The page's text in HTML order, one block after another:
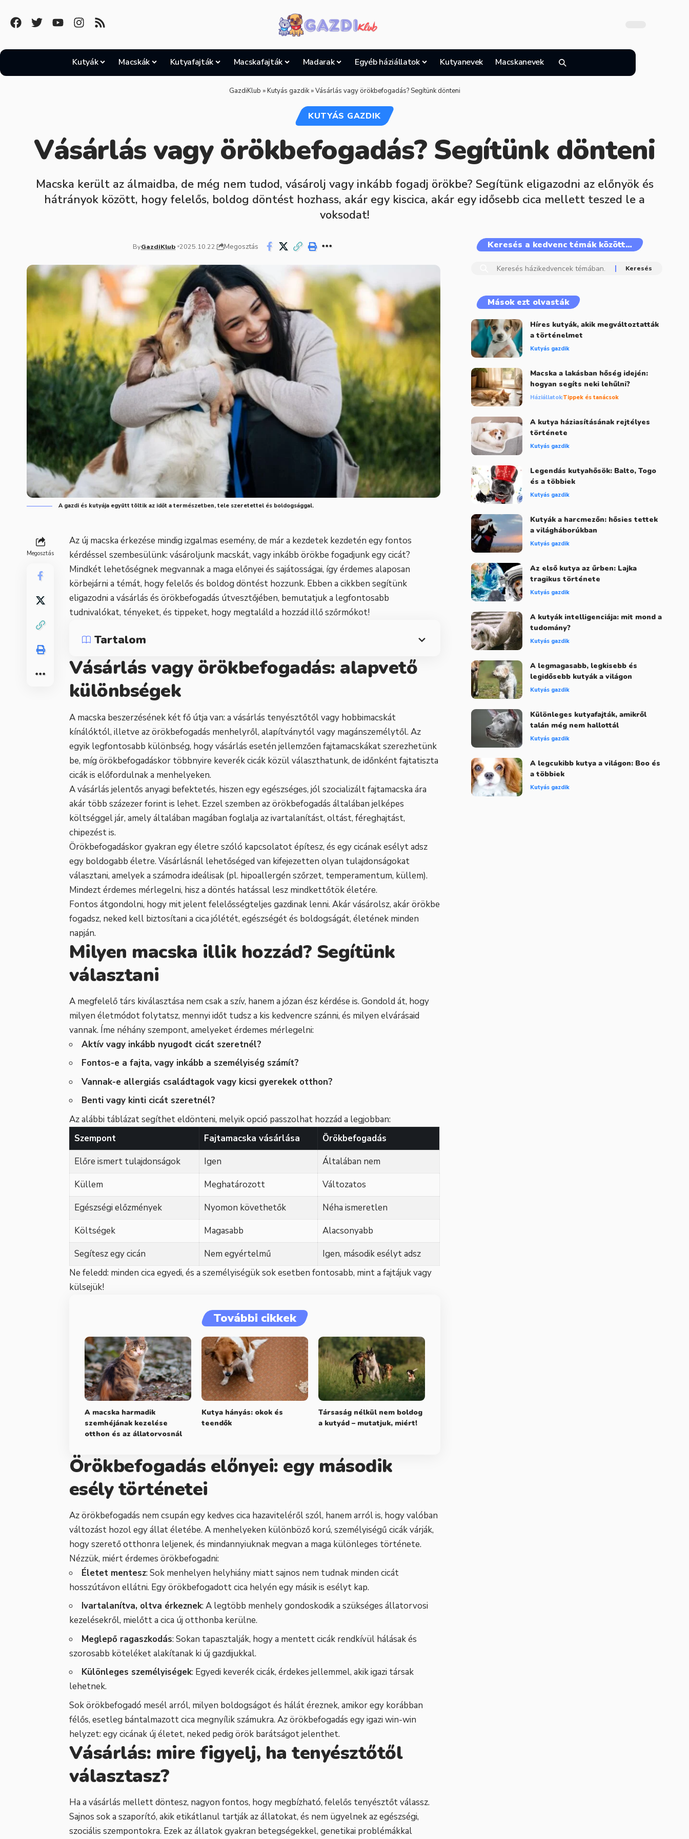
Kutyák Macskák Kutyafajták Macskafajták Madarak Egyéb háziállatok Kutyanevek Macskanevek
GazdiKlub »Kutyás gazdik»Vásárlás vagy örökbefogadás? Segítünk dönteni
KUTYÁS GAZDIK
Vásárlás vagy örökbefogadás? Segítünk dönteni
Macska került az álmaidba, de még nem tudod, vásárolj vagy inkább fogadj örökbe? Segítünk eligazodni az előnyök és
hátrányok között, hogy felelős, boldog döntést hozhass, akár egy kiscica, akár egy idősebb cica mellett teszed le a
voksodat!
ByGazdiKlub 2025.10.22. Megosztás
A gazdi és kutyája együtt töltik az időt a természetben, tele szeretettel és boldogsággal.
Megosztás
Az új macska érkezése mindig izgalmas esemény, de már a kezdetek kezdetén egy fontos
kérdéssel szembesülünk: vásároljunk macskát, vagy inkább örökbe fogadjunk egy cicát?
Mindkét lehetőségnek megvannak a maga előnyei és sajátosságai, így érdemes alaposan
körbejárni a témát, hogy felelős és boldog döntést hozzunk. Ebben a cikkben segítünk
eligazodni a vásárlás és örökbefogadás útvesztőjében, bemutatjuk a legfontosabb
tudnivalókat, tényeket, és tippeket, hogy megtaláld a hozzád illő szőrmókot!
Tartalom
Vásárlás vagy örökbefogadás: alapvető
különbségek
A macska beszerzésének két fő útja van: a vásárlás tenyésztőtől vagy hobbimacskát
kínálóktól, illetve az örökbefogadás menhelyről, alapítványtól vagy magánszemélytől. Az
egyik legfontosabb különbség, hogy vásárlás esetén jellemzően fajtamacskákat szerezhetünk
be, míg örökbefogadáskor többnyire keverék cicák közül választhatunk, de időnként fajtatiszta
cicák is előfordulnak a menhelyeken.
A vásárlás jelentős anyagi befektetés, hiszen egy egészséges, jól szocializált fajtamacska ára
akár több százezer forint is lehet. Ezzel szemben az örökbefogadás általában jelképes
költséggel jár, amely általában magában foglalja az ivartalanítást, oltást, féreghajtást,
chipezést is.
Örökbefogadáskor gyakran egy életre szóló kapcsolatot építesz, és egy cicának esélyt adsz
egy boldogabb életre. Vásárlásnál lehetőséged van kifejezetten olyan tulajdonságokat
választani, amelyek a számodra ideálisak (pl. hipoallergén szőrzet, temperamentum, küllem).
Mindezt érdemes mérlegelni, hisz a döntés hatással lesz mindkettőtök életére.
Fontos átgondolni, hogy mit jelent felelősségteljes gazdinak lenni. Akár vásárolsz, akár örökbe
fogadsz, neked kell biztosítani a cica jólétét, egészségét és boldogságát, életének minden
napján.
Milyen macska illik hozzád? Segítünk
választani
A megfelelő társ kiválasztása nem csak a szív, hanem a józan ész kérdése is. Gondold át, hogy
milyen életmódot folytatsz, mennyi időt tudsz a kis kedvencre szánni, és milyen elvárásaid
vannak. Íme néhány szempont, amelyeket érdemes mérlegelni:
Aktív vagy inkább nyugodt cicát szeretnél?
Fontos-e a fajta, vagy inkább a személyiség számít?
Vannak-e allergiás családtagok vagy kicsi gyerekek otthon?
Benti vagy kinti cicát szeretnél?
Az alábbi táblázat segíthet eldönteni, melyik opció passzolhat hozzád a legjobban:
Szempont
Fajtamacska vásárlása
Örökbefogadás
Előre ismert tulajdonságok
Igen
Általában nem
Küllem
Meghatározott
Változatos
Egészségi előzmények
Nyomon követhetők
Néha ismeretlen
Költségek
Magasabb
Alacsonyabb
Segítesz egy cicán
Nem egyértelmű
Igen, második esélyt adsz
Ne feledd: minden cica egyedi, és a személyiségük sok esetben fontosabb, mint a fajtájuk vagy
külsejük!
További cikkek
A macska harmadik
szemhéjának kezelése
otthon és az állatorvosnál
Kutya hányás: okok és
teendők
Társaság nélkül nem boldog
a kutyád – mutatjuk, miért!
Örökbefogadás előnyei: egy második
esély történetei
Az örökbefogadás nem csupán egy kedves cica hazaviteléről szól, hanem arról is, hogy valóban
változást hozol egy állat életébe. A menhelyeken különböző korú, személyiségű cicák várják,
hogy szerető otthonra leljenek, és mindannyiuknak megvan a maga különleges története.
Nézzük, miért érdemes örökbefogadni:
Életet mentesz: Sok menhelyen helyhiány miatt sajnos nem tudnak minden cicát
hosszútávon ellátni. Egy örökbefogadott cica helyén egy másik is esélyt kap.
Ivartalanítva, oltva érkeznek: A legtöbb menhely gondoskodik a szükséges állatorvosi
kezelésekről, mielőtt a cica új otthonba kerülne.
Meglepő ragaszkodás: Sokan tapasztalják, hogy a mentett cicák rendkívül hálásak és
szorosabb köteléket alakítanak ki új gazdijukkal.
Különleges személyiségek: Egyedi keverék cicák, érdekes jellemmel, akik igazi társak
lehetnek.
Sok örökbefogadó mesél arról, milyen boldogságot és hálát éreznek, amikor egy korábban
félős, esetleg bántalmazott cica megnyílik számukra. Az örökbefogadás egy igazi win-win
helyzet: egy cicának új életet, neked pedig örök barátságot jelenthet.
Vásárlás: mire figyelj, ha tenyésztőtől
választasz?
Ha a vásárlás mellett döntesz, nagyon fontos, hogy megbízható, felelős tenyésztőt válassz.
Sajnos sok a szaporító, akik etikátlanul tartják az állatokat, és nem ügyelnek az egészségi,
szociális szempontokra. Ezek az állatok gyakran betegségekkel, genetikai problémákkal
Keresés a kedvenc témák között…
Mások ezt olvasták
Híres kutyák, akik megváltoztatták
a történelmet
Kutyás gazdik
Macska a lakásban hőség idején:
hogyan segíts neki lehűlni?
HáziállatokTippek és tanácsok
A kutya háziasításának rejtélyes
története
Kutyás gazdik
Legendás kutyahősök: Balto, Togo
és a többiek
Kutyás gazdik
Kutyák a harcmezőn: hősies tettek
a világháborúkban
Kutyás gazdik
Az első kutya az űrben: Lajka
tragikus története
Kutyás gazdik
A kutyák intelligenciája: mit mond a
tudomány?
Kutyás gazdik
A legmagasabb, legkisebb és
legidősebb kutyák a világon
Kutyás gazdik
Különleges kutyafajták, amikről
talán még nem hallottál
Kutyás gazdik
A legcukibb kutya a világon: Boo és
a többiek
Kutyás gazdik